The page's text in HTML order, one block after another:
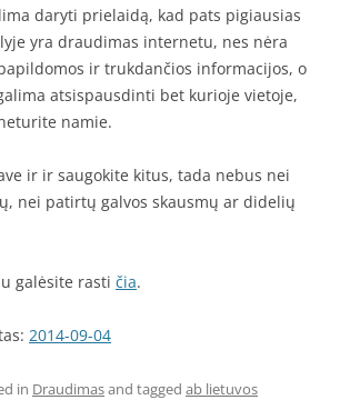
daryti prielaidą, kad pats pigiausias
yra draudimas internetu, nes nėra
ir trukdančios informacijos, o
atsispausdinti bet kurioje vietoje,
namie.
ir ir saugokite kitus, tada nebus nei
nei patirtų galvos skausmų ar didelių
galėsite rasti čia.
2014-09-04
in Draudimasand tagged ab lietuvos